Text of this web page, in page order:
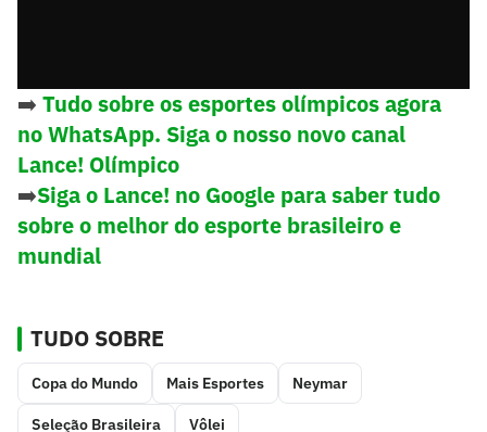
➡️ Tudo sobre os esportes olímpicos agora
no WhatsApp. Siga o nosso novo canal
Lance! Olímpico
➡️Siga o Lance! no Google para saber tudo
sobre o melhor do esporte brasileiro e
mundial
TUDO SOBRE
Copa do Mundo Mais Esportes Neymar
Seleção Brasileira Vôlei